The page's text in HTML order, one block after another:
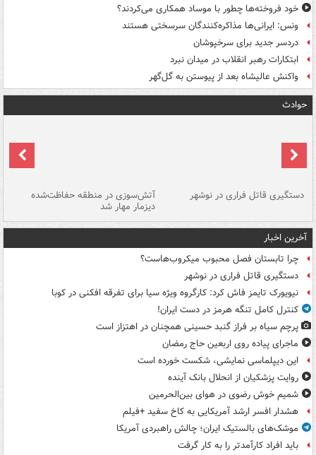
خود فروخته‌ها چطور با موساد همکاری می‌کردند؟
ونس: ایرانی‌ها مذاکره‌کنندگان سرسختی هستند
دردسر جدید برای سرخپوشان
ابتکارات رهبر انقلاب در میدان نبرد
واکنش عالیشاه بعد از پیوستن به گل‌گهر
حوادث
دستگیری قاتل فراری در نوشهر آتش‌سوزی در منطقه حفاظت‌شده
دیزمار مهار شد
آخرین اخبار
چرا تابستان فصل محبوب میکروب‌هاست؟
دستگیری قاتل فراری در نوشهر
نیویورک تایمز فاش کرد: کارگروه ویژه سیا برای تفرقه افکنی در کوبا
کنترل کامل تنگه هرمز در دست ایران!
پرچم سیاه بر فراز گنبد حسینی همچنان در اهتزاز است
ماجرای پیاده روی اربعین حاج رمضان
این دیپلماسی نمایشی، شکست خورده است
روایت پزشکیان از انحلال بانک آینده
شمیم خوش رضوی در هوای بین‌الحرمین
هشدار افسر ارشد آمریکایی به کاخ سفید +فیلم
موشک‌های بالستیک ایران؛ چالش راهبردی آمریکا
باید افراد کارآمدتر را به کار گرفت